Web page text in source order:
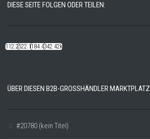
DIESE SEITE FOLGEN ODER TEILEN:
112.22k522.14k184.48k342.42k
ÜBER DIESEN B2B-GROSSHÄNDLER MARKTPLATZ
#20780 (kein Titel)